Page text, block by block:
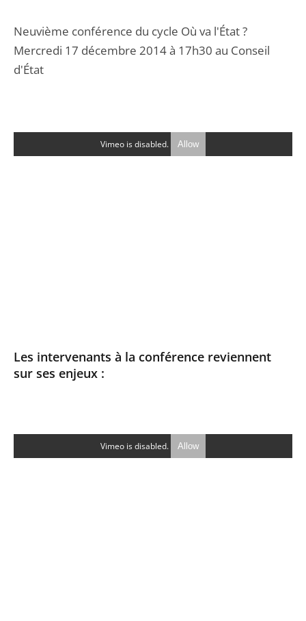
Neuvième conférence du cycle Où va l'État ?
Mercredi 17 décembre 2014 à 17h30 au Conseil
d'État
Vimeo is disabled. Allow
Les intervenants à la conférence reviennent
sur ses enjeux :
Vimeo is disabled. Allow